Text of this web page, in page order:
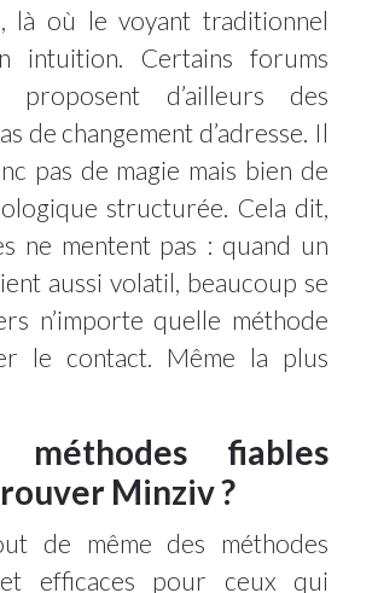
là où le voyant traditionnel
intuition. Certains forums
proposent d’ailleurs des
de changement d’adresse. Il
pas de magie mais bien de
structurée. Cela dit,
ne mentent pas : quand un
aussi volatil, beaucoup se
n’importe quelle méthode
le contact. Même la plus
méthodes fiables
Minziv ?
de même des méthodes
efficaces pour ceux qui